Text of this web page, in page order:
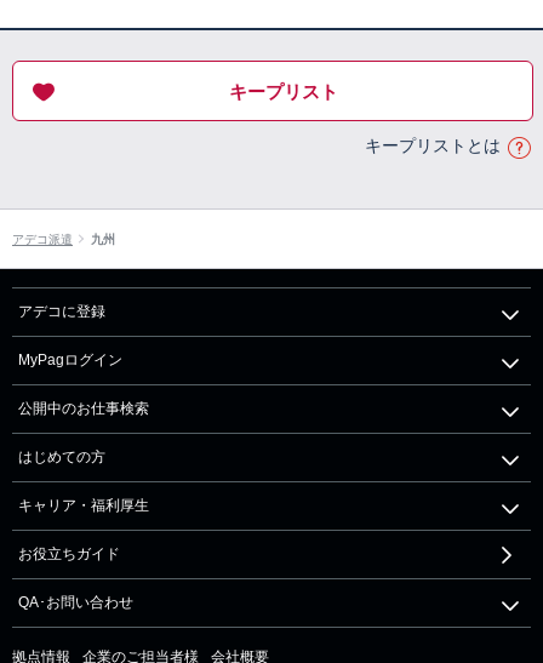
キープリスト
キープリストとは
アデコ派遣 九州
アデコに登録
MyPagログイン
公開中のお仕事検索
はじめての方
キャリア・福利厚生
お役立ちガイド
QA･お問い合わせ
拠点情報 企業のご担当者様 会社概要